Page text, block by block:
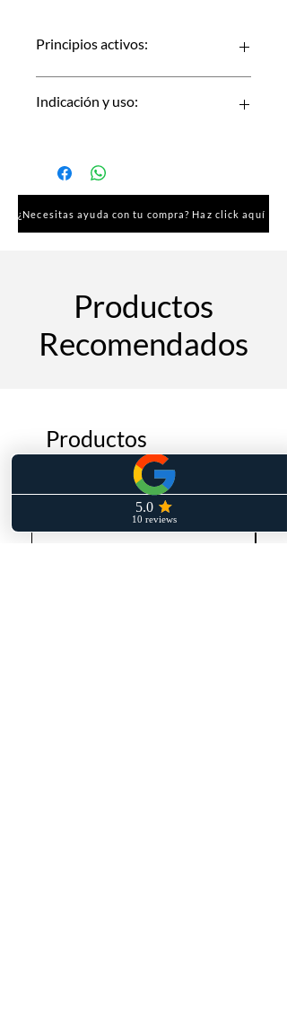
Principios activos:
» Ácido Láctico
Indicación y uso:
dejar actuar por 20 minutos. Retirar
con esponja o gasa.
¿Necesitas ayuda con tu compra? Haz click aquí
Productos
Recomendados
Productos
relacionados